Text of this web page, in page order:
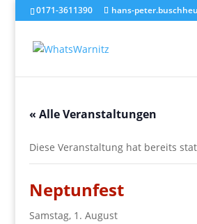
0171-3611390 hans-
« Alle Veranstaltungen
Diese Veranstaltung hat bereits
Neptunfest
Samstag, 1. August